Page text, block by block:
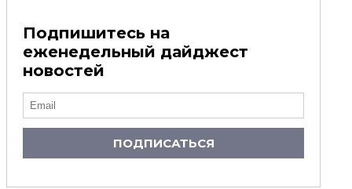
Подпишитесь на
еженедельный дайджест
новостей
ПОДПИСАТЬСЯ